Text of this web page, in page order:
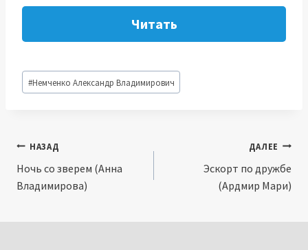
Читать
Метки
записи:
#Немченко Александр Владимирович
Навигация
по
НАЗАД
Ночь со зверем (Анна
Владимирова)
ДАЛЕЕ
Эскорт по дружбе
(Ардмир Мари)